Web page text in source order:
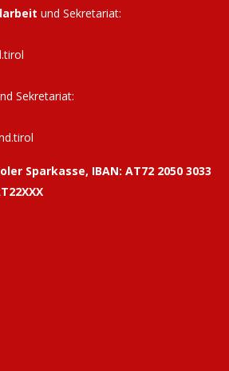
und Sekretariat:
Sekretariat:
Sparkasse, IBAN: AT72 2050 3033